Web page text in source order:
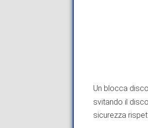
Un blocca
svitando il
sicurezza